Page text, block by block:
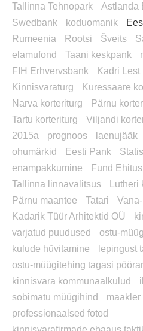
Tallinna Tehnopark
Astlanda
Swedbank
koduomanik
Rumeenia
Rootsi Šveits
elamufond
Taani keskpank
FIH Erhvervsbank
Kadri Lest
Kinnisvaraturg
Kuressaare
Narva korteriturg
Pärnu
Tartu korteriturg
Viljandi
2015a
prognoos laenujääk
ohumärkid
Eesti Pank
enampakkumine
Fund Ehitus
Tallinna linnavalitsus
Lutheri
Pärnu maantee
Tatari
Kadarik Tüür Arhitektid OÜ
varjatud puudused
ostu-
kulude hüvitamine
lepingust
ostu-müügitehing tagasi
kinnisvara kommunaalkulud
sobimatu müügihind
maakler
professionaalsed fotod